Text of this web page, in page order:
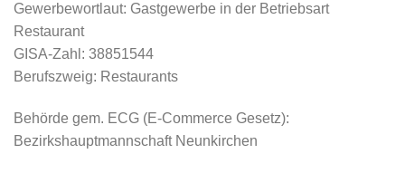
Gewerbewortlaut: Gastgewerbe in der Betriebsart
Restaurant
GISA-Zahl: 38851544
Berufszweig: Restaurants
Behörde gem. ECG (E-Commerce Gesetz):
Bezirkshauptmannschaft Neunkirchen